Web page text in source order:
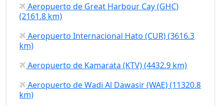
Aeropuerto de Great Harbour Cay (GHC)
(2161.8 km)
Aeropuerto Internacional Hato (CUR) (3616.3
km)
Aeropuerto de Kamarata (KTV) (4432.9 km)
Aeropuerto de Wadi Al Dawasir (WAE) (11320.8
km)